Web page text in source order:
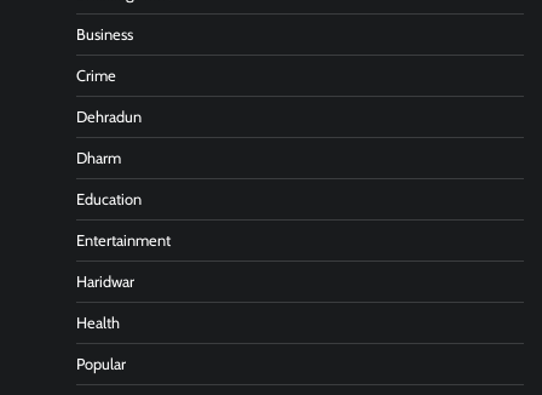
Business
Crime
Dehradun
Dharm
Education
Entertainment
Haridwar
Health
Popular